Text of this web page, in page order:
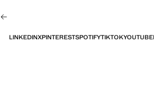
YOUTUBE
TIKTOK
SPOTIFY
PINTEREST
X
LINKEDIN